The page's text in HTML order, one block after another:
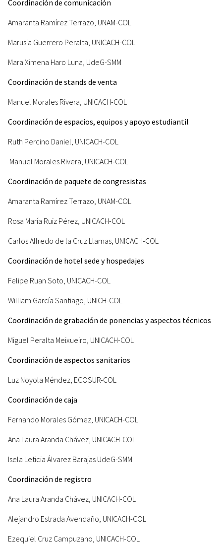
Coordinación de comunicación
Amaranta Ramírez Terrazo, UNAM-COL
Marusia Guerrero Peralta, UNICACH-COL
Mara Ximena Haro Luna, UdeG-SMM
Coordinación de stands de venta
Manuel Morales Rivera, UNICACH-COL
Coordinación de espacios, equipos y apoyo estudiantil
Ruth Percino Daniel, UNICACH-COL
Manuel Morales Rivera, UNICACH-COL
Coordinación de paquete de congresistas
Amaranta Ramírez Terrazo, UNAM-COL
Rosa María Ruiz Pérez, UNICACH-COL
Carlos Alfredo de la Cruz Llamas, UNICACH-COL
Coordinación de hotel sede y hospedajes
Felipe Ruan Soto, UNICACH-COL
William García Santiago, UNICH-COL
Coordinación de grabación de ponencias y aspectos técnicos
Miguel Peralta Meixueiro, UNICACH-COL
Coordinación de aspectos sanitarios
Luz Noyola Méndez, ECOSUR-COL
Coordinación de caja
Fernando Morales Gómez, UNICACH-COL
Ana Laura Aranda Chávez, UNICACH-COL
Isela Leticia Álvarez Barajas UdeG-SMM
Coordinación de registro
Ana Laura Aranda Chávez, UNICACH-COL
Alejandro Estrada Avendaño, UNICACH-COL
Ezequiel Cruz Campuzano, UNICACH-COL